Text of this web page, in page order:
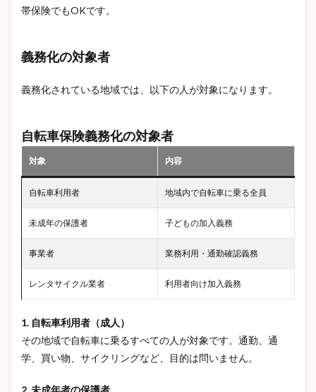
帯保険でもOKです。
義務化の対象者
義務化されている地域では、以下の人が対象になります。
自転車保険義務化の対象者
対象 内容
自転車利用者 地域内で自転車に乗る全員
未成年の保護者 子どもの加入義務
事業者 業務利用・通勤確認義務
レンタサイクル業者 利用者向け加入義務
1. 自転車利用者（成人）
その地域で自転車に乗るすべての人が対象です。通勤、通
学、買い物、サイクリングなど、目的は問いません。
インフルエンザ
ウォーターシール作り方
エアコン安く買う
エアコン工事費
エアコン省エネ基準
エアコン買い替え
エックスサーバー
エネルギー
エネルギー価格
オルカン
カフェイン
カプセルトイ
カプセルトイ収納
カロリーオフ
ガシャポン
ガジェット
ガス代節約
ガス代高い
ガス会社乗り換え
ガス料金比較
ガソリン価格 今後
ガソリン価格推移
ガソリン値下げ
ガソリン補助金
ガソリン高騰